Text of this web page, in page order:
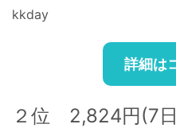
kkday
詳細は
２位 2,824円(7